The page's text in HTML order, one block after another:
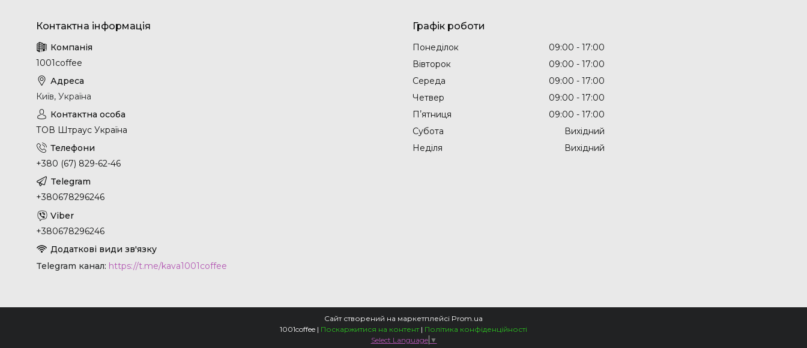
1001coffee
Київ, Україна
ТОВ Штраус Україна
+380 (67) 829-62-46
+380678296246
+380678296246
Telegram канал https://t.me/kava1001coffee
Графік роботи
Понеділок 09:00
17:00
Вівторок
09:00
17:00
Середа
09:00
17:00
Четвер
09:00
17:00
Пʼятниця
09:00
17:00
Субота
Вихідний
Неділя
Вихідний
Сайт створений на маркетплейсі Prom.ua
1001coffee | Поскаржитися на контент | Політика конфіденційності
Select Language ▼